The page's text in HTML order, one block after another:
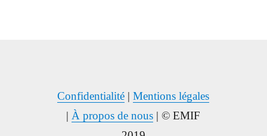
Confidentialité |Mentions légales
|À propos de nous | © EMIF